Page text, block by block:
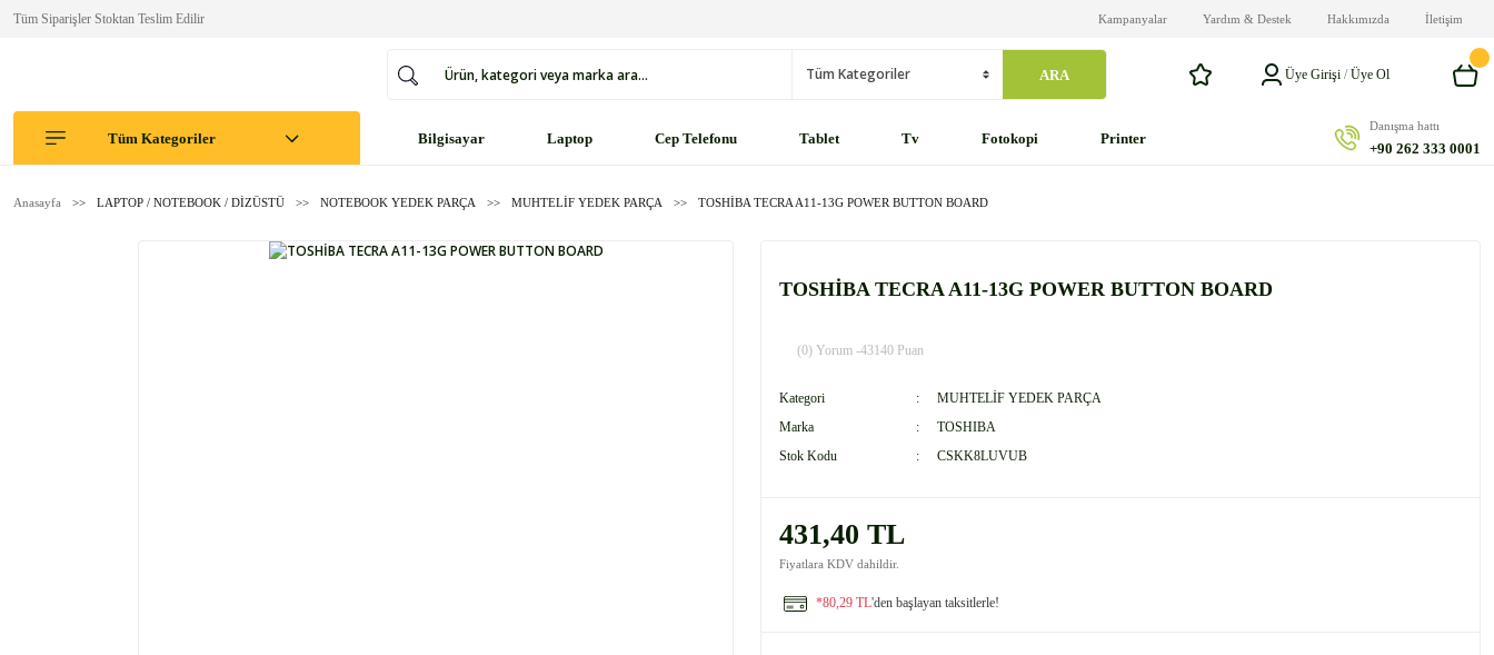
Tüm Siparişler Stoktan Teslim Edilir Kampanyalar Yardım & Destek Hakkımızda İletişim
ARA Üye Girişi /Üye Ol
Tüm Kategoriler Bilgisayar Laptop Cep Telefonu Tablet Tv Fotokopi Printer
Danışma hattı
+90 262 333 0001
Anasayfa LAPTOP / NOTEBOOK / DİZÜSTÜ NOTEBOOK YEDEK PARÇA MUHTELİF YEDEK PARÇA TOSHİBA TECRA A11-13G POWER BUTTON BOARD
TOSHİBA TECRA A11-13G POWER BUTTON BOARD
(0) Yorum -43140 Puan
Kategori
MUHTELİF YEDEK PARÇA
Marka
TOSHIBA
Stok Kodu
CSKK8LUVUB
431,40 TL
Fiyatlara KDV dahildir.
*80,29 TL'den başlayan taksitlerle!